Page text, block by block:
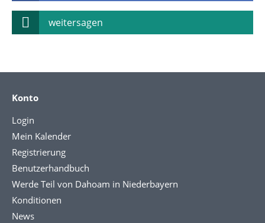
weitersagen
Konto
Login
Mein Kalender
Registrierung
Benutzerhandbuch
Werde Teil von Dahoam in Niederbayern
Konditionen
News